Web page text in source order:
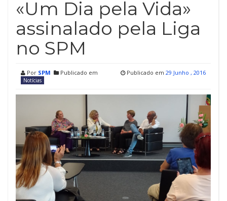
«Um Dia pela Vida»
assinalado pela Liga
no SPM
Por SPM Publicado em
Notícias
Publicado em 29 Junho , 2016